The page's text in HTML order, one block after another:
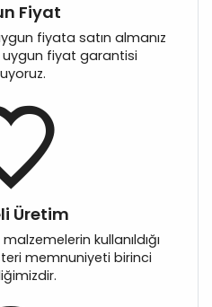
Fiyat
fiyata satın almanız
fiyat garantisi
Üretim
kullanıldığı
memnuniyeti birinci